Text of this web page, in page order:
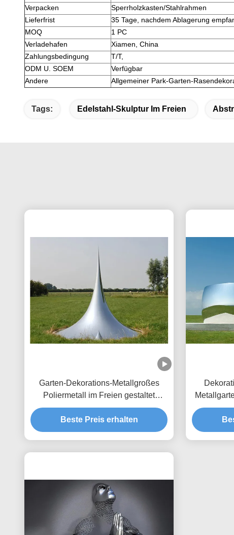
Verpacken
Sperrholzkasten/Stahlrahmen
Lieferfrist
35 Tage, nachdem Ablagerung
MOQ
1 PC
Verladehafen
Xiamen, China
Zahlungsbedingung
T/T,
ODM U. SOEM
Verfügbar
Andere
Allgemeiner Park-Garten-
Tags: Edelstahl-Skulptur Im Freien
Garten-Dekorations-Metallgroßes
Poliermetall im Freien gestaltet
Tropfen-Skulptur
Beste Preis erhalten